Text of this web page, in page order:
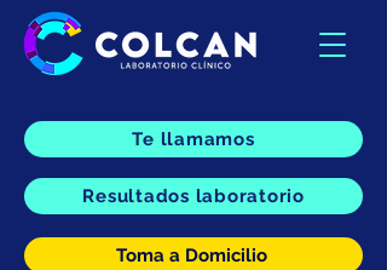
Te llamamos
Resultados laboratorio
Toma a Domicilio